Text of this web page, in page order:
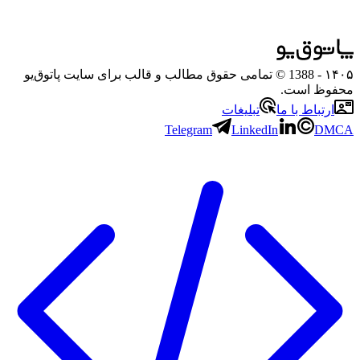
۱۴۰۵
- 1388 © تمامی حقوق مطالب و قالب برای سایت پاتوق‌یو
محفوظ است.
ارتباط با ما
تبلیغات
Telegram
LinkedIn DMCA